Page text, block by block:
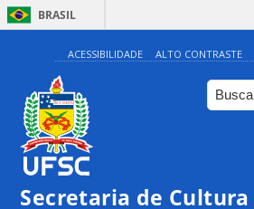
BRASIL
ACESSIBILIDADE ALTO CONTRASTE
Secretaria de Cultura